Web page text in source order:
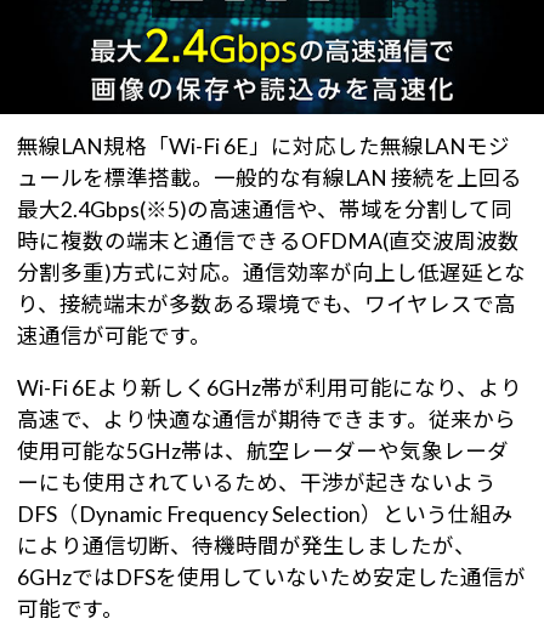
無線LAN規格「Wi-Fi 6E」に対応した無線LANモジ
ュールを標準搭載。一般的な有線LAN 接続を上回る
最大2.4Gbps(※5)の高速通信や、帯域を分割して同
時に複数の端末と通信できるOFDMA(直交波周波数
分割多重)方式に対応。通信効率が向上し低遅延とな
り、接続端末が多数ある環境でも、ワイヤレスで高
速通信が可能です。
Wi-Fi 6Eより新しく6GHz帯が利用可能になり、より
高速で、より快適な通信が期待できます。従来から
使用可能な5GHz帯は、航空レーダーや気象レーダ
ーにも使用されているため、干渉が起きないよう
DFS（Dynamic Frequency Selection）という仕組み
により通信切断、待機時間が発生しましたが、
6GHzではDFSを使用していないため安定した通信が
可能です。